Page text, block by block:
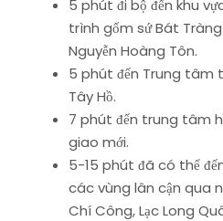
5 phút đi bộ đến khu
trình gốm sứ Bát
Nguyễn Hoàng Tôn.
5 phút đến Trung tâm
Tây Hồ.
7 phút đến trung tâm
giao mới.
5-15 phút đã có thể
các vùng lân cận qua
Chí Công, Lạc Long